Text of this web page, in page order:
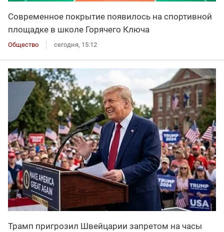
Современное покрытие появилось на спортивной
площадке в школе Горячего Ключа
Общество сегодня, 15:12
Трамп пригрозил Швейцарии запретом на часы